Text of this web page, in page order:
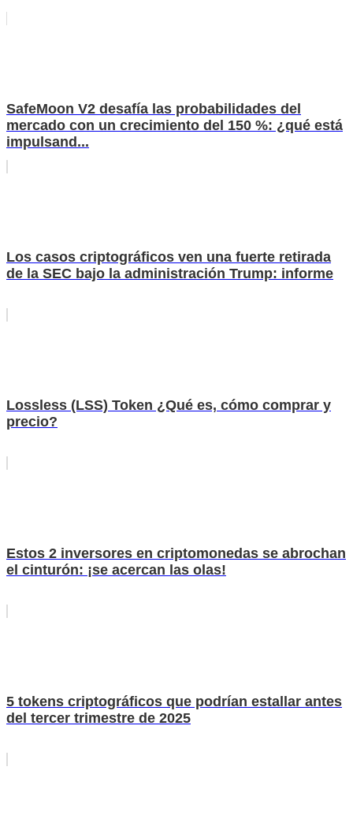
SafeMoon V2 desafía las probabilidades del
mercado con un crecimiento del 150 %: ¿qué está
impulsand...
Los casos criptográficos ven una fuerte retirada
de la SEC bajo la administración Trump: informe
Lossless (LSS) Token ¿Qué es, cómo comprar y
precio?
Estos 2 inversores en criptomonedas se abrochan
el cinturón: ¡se acercan las olas!
5 tokens criptográficos que podrían estallar antes
del tercer trimestre de 2025